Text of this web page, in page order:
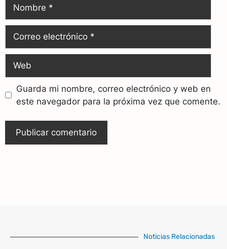
Guarda mi nombre, correo electrónico y web en
este navegador para la próxima vez que comente.
Noticias Relacionadas